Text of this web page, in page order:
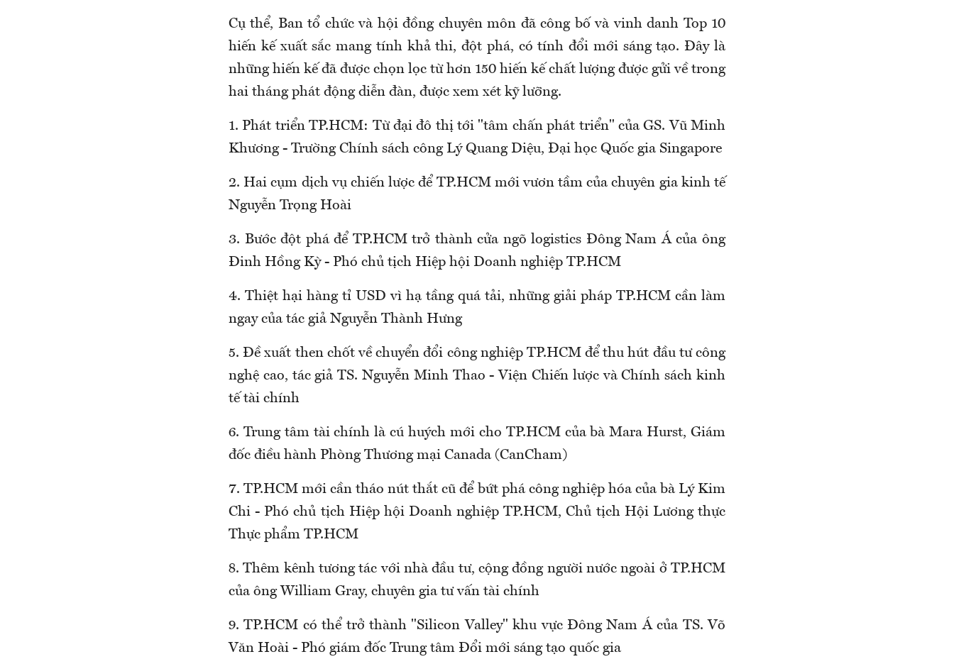
Cụ thể, Ban tổ chức và hội đồng chuyên môn đã công bố và vinh danh Top 10
hiến kế xuất sắc mang tính khả thi, đột phá, có tính đổi mới sáng tạo. Đây là
những hiến kế đã được chọn lọc từ hơn 150 hiến kế chất lượng được gửi về trong
hai tháng phát động diễn đàn, được xem xét kỹ lưỡng.
1. Phát triển TP.HCM: Từ đại đô thị tới "tâm chấn phát triển" của GS. Vũ Minh
Khương - Trường Chính sách công Lý Quang Diệu, Đại học Quốc gia Singapore
2. Hai cụm dịch vụ chiến lược để TP.HCM mới vươn tầm của chuyên gia kinh tế
Nguyễn Trọng Hoài
3. Bước đột phá để TP.HCM trở thành cửa ngõ logistics Đông Nam Á của ông
Đinh Hồng Kỳ - Phó chủ tịch Hiệp hội Doanh nghiệp TP.HCM
4. Thiệt hại hàng tỉ USD vì hạ tầng quá tải, những giải pháp TP.HCM cần làm
ngay của tác giả Nguyễn Thành Hưng
5. Đề xuất then chốt về chuyển đổi công nghiệp TP.HCM để thu hút đầu tư công
nghệ cao, tác giả TS. Nguyễn Minh Thao - Viện Chiến lược và Chính sách kinh
tế tài chính
6. Trung tâm tài chính là cú huých mới cho TP.HCM của bà Mara Hurst, Giám
đốc điều hành Phòng Thương mại Canada (CanCham)
7. TP.HCM mới cần tháo nút thắt cũ để bứt phá công nghiệp hóa của bà Lý Kim
Chi - Phó chủ tịch Hiệp hội Doanh nghiệp TP.HCM, Chủ tịch Hội Lương thực
Thực phẩm TP.HCM
8. Thêm kênh tương tác với nhà đầu tư, cộng đồng người nước ngoài ở TP.HCM
của ông William Gray, chuyên gia tư vấn tài chính
9. TP.HCM có thể trở thành "Silicon Valley" khu vực Đông Nam Á của TS. Võ
Văn Hoài - Phó giám đốc Trung tâm Đổi mới sáng tạo quốc gia